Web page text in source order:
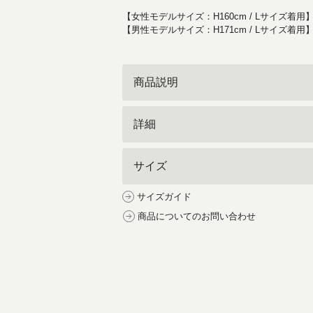
【女性モデルサイズ：H160cm / Lサイズ着用
【男性モデルサイズ：H171cm / Lサイズ着用
商品説明
詳細
サイズ
サイズガイド
商品についてのお問い合わせ